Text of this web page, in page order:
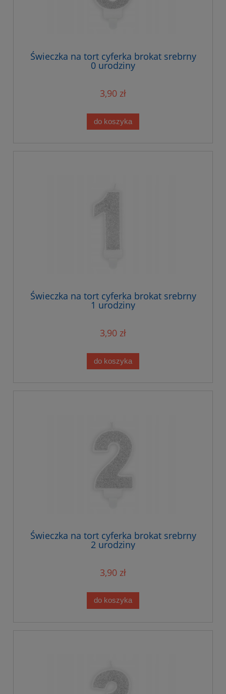
Świeczka na tort cyferka brokat srebrny
0 urodziny
3,90 zł
do koszyka
Świeczka na tort cyferka brokat srebrny
1 urodziny
3,90 zł
do koszyka
Świeczka na tort cyferka brokat srebrny
2 urodziny
3,90 zł
do koszyka